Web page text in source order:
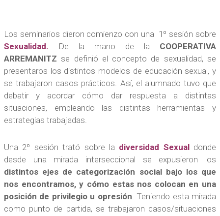
Los seminarios dieron comienzo con una 1º sesión sobre
Sexualidad. De la mano de la COOPERATIVA
ARREMANITZ se definió el concepto de sexualidad, se
presentaros los distintos modelos de educación sexual, y
se trabajaron casos prácticos. Así, el alumnado tuvo que
debatir y acordar cómo dar respuesta a distintas
situaciones, empleando las distintas herramientas y
estrategias trabajadas.
Una 2º sesión trató sobre la diversidad Sexual donde
desde una mirada interseccional se expusieron los
distintos ejes de categorización social bajo los que
nos encontramos, y cómo estas nos colocan en una
posición de privilegio u opresión . Teniendo esta mirada
como punto de partida, se trabajaron casos/situaciones